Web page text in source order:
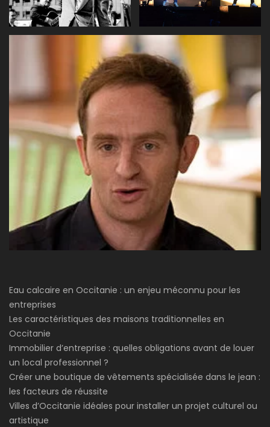
Eau calcaire en Occitanie : un enjeu méconnu pour les
entreprises
Les caractéristiques des maisons traditionnelles en
Occitanie
Immobilier d’entreprise : quelles obligations avant de louer
un local professionnel ?
Créer une boutique de vêtements spécialisée dans le jean :
les facteurs de réussite
Villes d’Occitanie idéales pour installer un projet culturel ou
artistique